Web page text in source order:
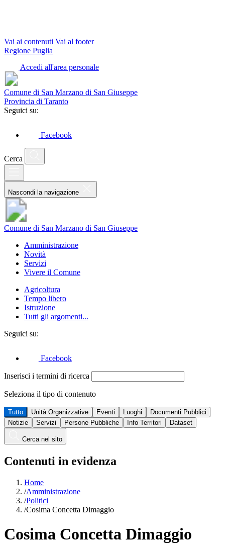
Vai ai contenuti Vai al footer
Regione Puglia
Accedi all'area personale
Comune di San Marzano di San Giuseppe
Provincia di Taranto
Seguici su:
Facebook
Cerca
Nascondi la navigazione
Comune di San Marzano di San Giuseppe
Amministrazione
Novità
Servizi
Vivere il Comune
Agricoltura
Tempo libero
Istruzione
Tutti gli argomenti...
Seguici su:
Facebook
Inserisci i termini di ricerca
Seleziona il tipo di contenuto
Tutto Unità Organizzative Eventi Luoghi
Documenti Pubblici
Notizie
Servizi Persone Pubbliche Info Territori Dataset
Cerca nel sito
Contenuti in evidenza
Home
/Amministrazione
/Politici
/Cosima Concetta Dimaggio
Cosima Concetta Dimaggio